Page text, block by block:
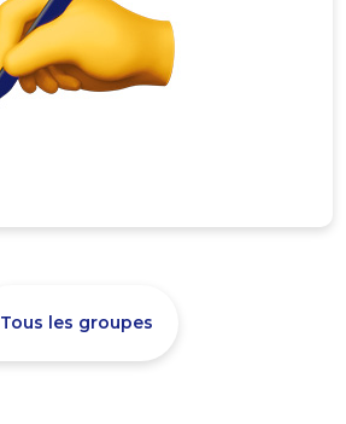
Tous les groupes